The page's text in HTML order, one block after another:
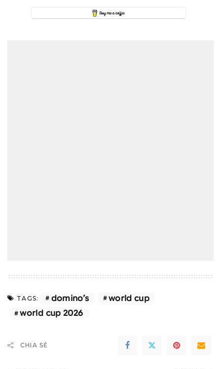
TAGS: domino’s
world cup
world cup 2026
CHIA SẺ